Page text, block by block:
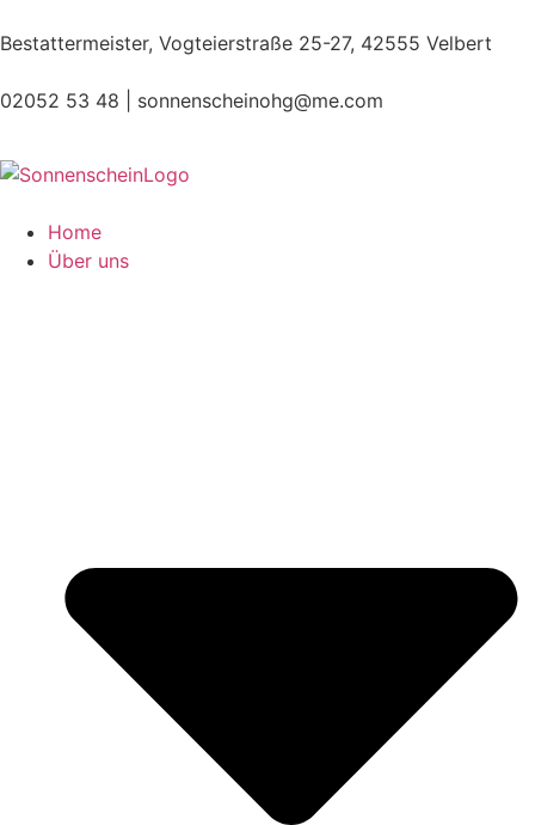
Bestattermeister, Vogteierstraße 25-27, 42555 Velbert
02052 53 48 | sonnenscheinohg@me.com
Home
Über uns